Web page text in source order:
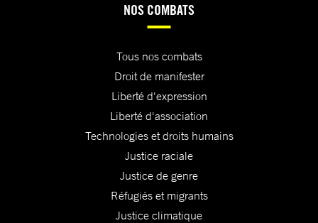
NOS COMBATS
Tous nos combats
Droit de manifester
Liberté d'expression
Liberté d'association
Technologies et droits humains
Justice raciale
Justice de genre
Réfugiés et migrants
Justice climatique